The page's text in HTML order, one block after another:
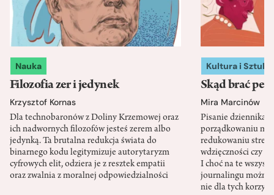
Nauka
Filozofia zer i jedynek
Krzysztof Kornas
Dla technobaronów z Doliny Krzemowej oraz
ich nadwornych filozofów jesteś zerem albo
jedynką. Ta brutalna redukcja świata do
binarnego kodu legitymizuje autorytaryzm
cyfrowych elit, odziera je z resztek empatii
oraz zwalnia z moralnej odpowiedzialności
Kultura i Sztuka
Skąd brać
Mira Marcinów
Pisanie dziennika
porządkowaniu
redukowaniu
wdzięczności czy
I choć na te
journalingu można
nie dla tych